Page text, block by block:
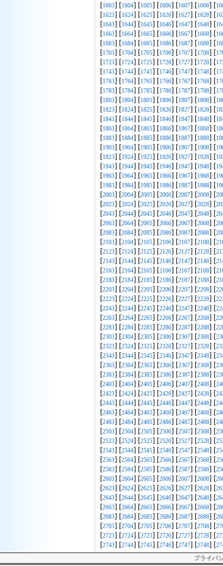
[1603] [1604] [1605] [1606] [1607] [1608] [
[1623] [1624] [1625] [1626] [1627] [1628] [
[1643] [1644] [1645] [1646] [1647] [1648] [
[1663] [1664] [1665] [1666] [1667] [1668] [
[1683] [1684] [1685] [1686] [1687] [1688] [
[1703] [1704] [1705] [1706] [1707] [1708] [
[1723] [1724] [1725] [1726] [1727] [1728] [
[1743] [1744] [1745] [1746] [1747] [1748] [
[1763] [1764] [1765] [1766] [1767] [1768] [
[1783] [1784] [1785] [1786] [1787] [1788] [
[1803] [1804] [1805] [1806] [1807] [1808] [
[1823] [1824] [1825] [1826] [1827] [1828] [
[1843] [1844] [1845] [1846] [1847] [1848] [
[1863] [1864] [1865] [1866] [1867] [1868] [
[1883] [1884] [1885] [1886] [1887] [1888] [
[1903] [1904] [1905] [1906] [1907] [1908] [
[1923] [1924] [1925] [1926] [1927] [1928] [
[1943] [1944] [1945] [1946] [1947] [1948] [
[1963] [1964] [1965] [1966] [1967] [1968] [
[1983] [1984] [1985] [1986] [1987] [1988] [
[2003] [2004] [2005] [2006] [2007] [2008] [
[2023] [2024] [2025] [2026] [2027] [2028] [
[2043] [2044] [2045] [2046] [2047] [2048] [
[2063] [2064] [2065] [2066] [2067] [2068] [
[2083] [2084] [2085] [2086] [2087] [2088] [
[2103] [2104] [2105] [2106] [2107] [2108] [
[2123] [2124] [2125] [2126] [2127] [2128] [
[2143] [2144] [2145] [2146] [2147] [2148] [
[2163] [2164] [2165] [2166] [2167] [2168] [
[2183] [2184] [2185] [2186] [2187] [2188] [
[2203] [2204] [2205] [2206] [2207] [2208] [
[2223] [2224] [2225] [2226] [2227] [2228] [
[2243] [2244] [2245] [2246] [2247] [2248] [
[2263] [2264] [2265] [2266] [2267] [2268] [
[2283] [2284] [2285] [2286] [2287] [2288] [
[2303] [2304] [2305] [2306] [2307] [2308] [
[2323] [2324] [2325] [2326] [2327] [2328] [
[2343] [2344] [2345] [2346] [2347] [2348] [
[2363] [2364] [2365] [2366] [2367] [2368] [
[2383] [2384] [2385] [2386] [2387] [2388] [
[2403] [2404] [2405] [2406] [2407] [2408] [
[2423] [2424] [2425] [2426] [2427] [2428] [
[2443] [2444] [2445] [2446] [2447] [2448] [
[2463] [2464] [2465] [2466] [2467] [2468] [
[2483] [2484] [2485] [2486] [2487] [2488] [
[2503] [2504] [2505] [2506] [2507] [2508] [
[2523] [2524] [2525] [2526] [2527] [2528] [
[2543] [2544] [2545] [2546] [2547] [2548] [
[2563] [2564] [2565] [2566] [2567] [2568] [
[2583] [2584] [2585] [2586] [2587] [2588] [
[2603] [2604] [2605] [2606] [2607] [2608] [
[2623] [2624] [2625] [2626] [2627] [2628] [
[2643] [2644] [2645] [2646] [2647] [2648] [
[2663] [2664] [2665] [2666] [2667] [2668] [
[2683] [2684] [2685] [2686] [2687] [2688] [
[2703] [2704] [2705] [2706] [2707] [2708] [
[2723] [2724] [2725] [2726] [2727] [2728] [
[2743] [2744] [2745] [2746] [2747] [2748] [
プライバ